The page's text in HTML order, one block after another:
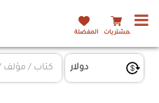
المشتريات المفضلة